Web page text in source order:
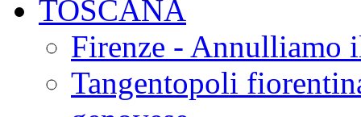
TOSCANA
Firenze - Annulliamo
Tangentopoli